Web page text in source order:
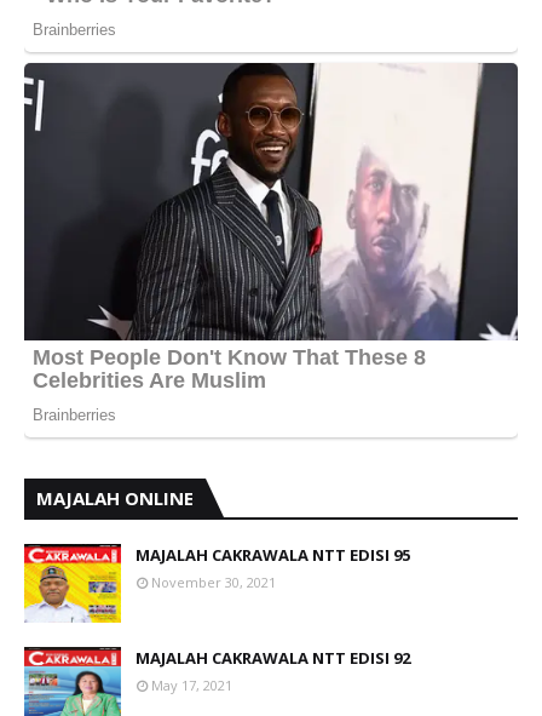
MAJALAH ONLINE
MAJALAH CAKRAWALA NTT EDISI 95
November 30, 2021
MAJALAH CAKRAWALA NTT EDISI 92
May 17, 2021